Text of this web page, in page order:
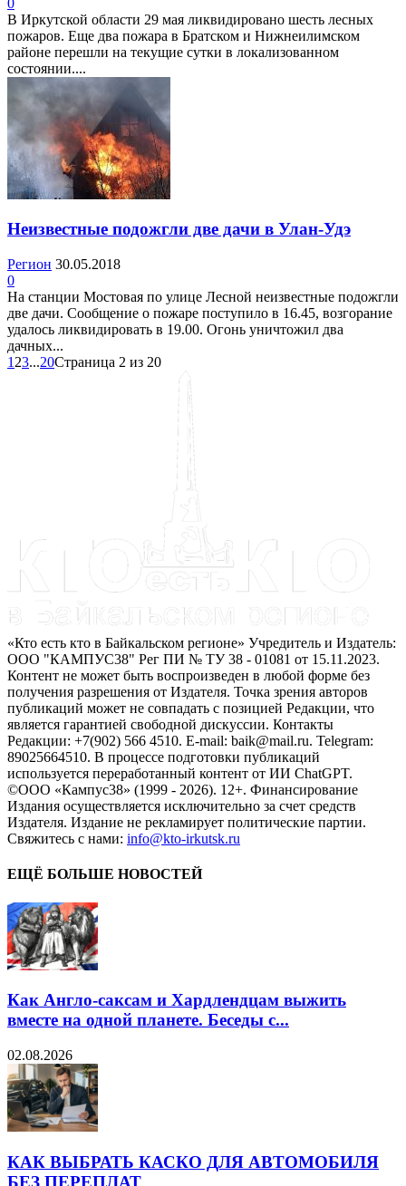
В Иркутской области 29 мая ликвидировано шесть лесных
пожаров. Еще два пожара в Братском и Нижнеилимском
районе перешли на текущие сутки в локализованном
состоянии....
Неизвестные подожгли две дачи в Улан-Удэ
Регион 30.05.2018
0
На станции Мостовая по улице Лесной неизвестные подожгли
две дачи. Сообщение о пожаре поступило в 16.45, возгорание
удалось ликвидировать в 19.00. Огонь уничтожил два
дачных...
1 23...20Страница 2 из 20
«Кто есть кто в Байкальском регионе» Учредитель и Издатель:
ООО "КАМПУС38" Рег ПИ № ТУ 38 - 01081 от 15.11.2023.
Контент не может быть воспроизведен в любой форме без
получения разрешения от Издателя. Точка зрения авторов
публикаций может не совпадать с позицией Редакции, что
является гарантией свободной дискуссии. Контакты
Редакции: +7(902) 566 4510. E-mail: baik@mail.ru. Telegram:
89025664510. В процессе подготовки публикаций
используется переработанный контент от ИИ ChatGPT.
©ООО «Кампус38» (1999 - 2026). 12+. Финансирование
Издания осуществляется исключительно за счет средств
Издателя. Издание не рекламирует политические партии.
Свяжитесь с нами: info@kto-irkutsk.ru
ЕЩЁ БОЛЬШЕ НОВОСТЕЙ
Как Англо-саксам и Хардлендцам выжить
вместе на одной планете. Беседы с...
02.08.2026
КАК ВЫБРАТЬ КАСКО ДЛЯ АВТОМОБИЛЯ
БЕЗ ПЕРЕПЛАТ